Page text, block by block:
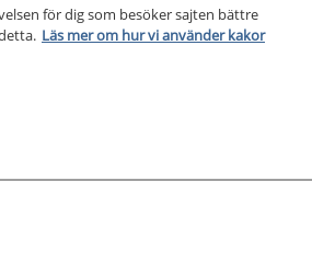
För författare
för dig som besöker sajten bättre
Läs mer om hur vi använder kakor